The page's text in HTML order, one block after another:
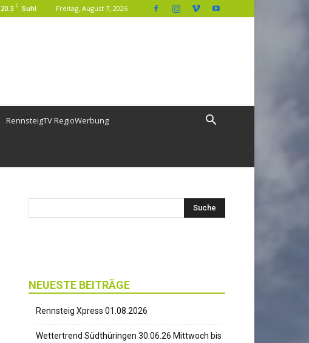
20.3 C Suhl Freitag, August 7, 2026
RennsteigTV RegioWerbung
NEUESTE BEITRÄGE
Rennsteig Xpress 01.08.2026
Wettertrend Südthüringen 30.06.26 Mittwoch bis